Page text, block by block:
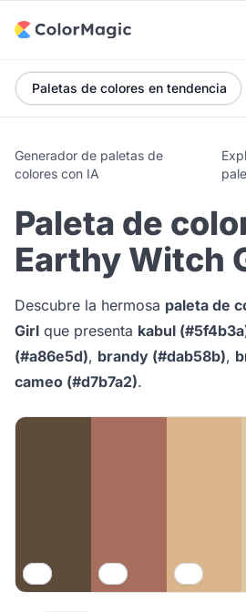
Paletas de colores en tendencia
Generador de paletas de
colores con IA
Paleta de
Earthy Witch
Descubre la hermosa paleta de
Girl que presenta kabul
(#a86e5d), brandy (#dab58b),
cameo (#d7b7a2).